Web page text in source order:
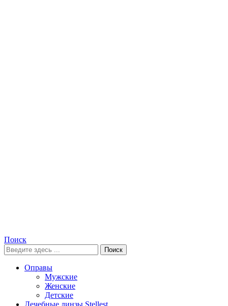
Поиск
Поиск
Оправы
Мужские
Женские
Детские
Лечебные линзы Stellest